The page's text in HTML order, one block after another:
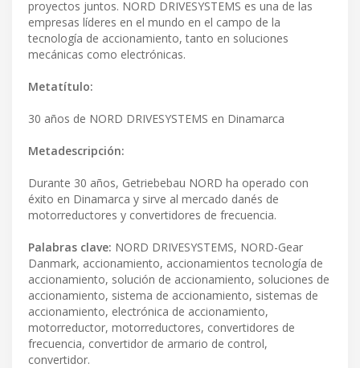
proyectos juntos. NORD DRIVESYSTEMS es una de las
empresas líderes en el mundo en el campo de la
tecnología de accionamiento, tanto en soluciones
mecánicas como electrónicas.
Metatítulo:
30 años de NORD DRIVESYSTEMS en Dinamarca
Metadescripción:
Durante 30 años, Getriebebau NORD ha operado con
éxito en Dinamarca y sirve al mercado danés de
motorreductores y convertidores de frecuencia.
Palabras clave: NORD DRIVESYSTEMS, NORD-Gear
Danmark, accionamiento, accionamientos tecnología de
accionamiento, solución de accionamiento, soluciones de
accionamiento, sistema de accionamiento, sistemas de
accionamiento, electrónica de accionamiento,
motorreductor, motorreductores, convertidores de
frecuencia, convertidor de armario de control,
convertidor.